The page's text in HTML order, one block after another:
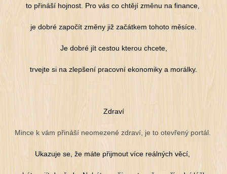
to přináší hojnost. Pro vás co chtějí změnu na finance,
je dobré započít změny již začátkem tohoto měsíce.
Je dobré jít cestou kterou chcete,
trvejte si na zlepšení pracovní ekonomiky a morálky.
Zdraví
Mince k vám přináší neomezené zdraví, je to otevřený portál.
Ukazuje se, že máte přijmout více reálných věcí,